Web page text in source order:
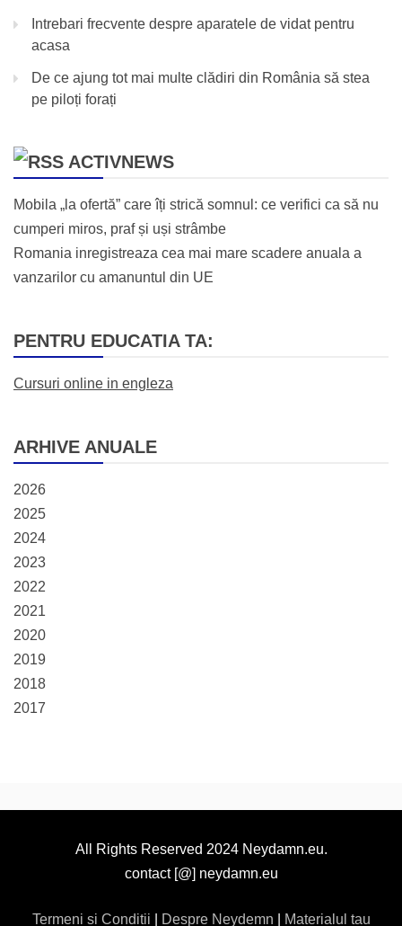
Intrebari frecvente despre aparatele de vidat pentru
acasa
De ce ajung tot mai multe clădiri din România să stea
pe piloți forați
ACTIVNEWS
Mobila „la ofertă” care îți strică somnul: ce verifici ca să nu
cumperi miros, praf și uși strâmbe
Romania inregistreaza cea mai mare scadere anuala a
vanzarilor cu amanuntul din UE
PENTRU EDUCATIA TA:
Cursuri online in engleza
ARHIVE ANUALE
2026
2025
2024
2023
2022
2021
2020
2019
2018
2017
All Rights Reserved 2024 Neydamn.eu.
contact [@] neydamn.eu
Termeni si Conditii Despre Neydemn Materialul tau